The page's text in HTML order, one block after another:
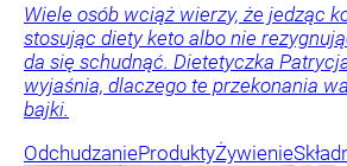
Wiele osób wciąż wierzy, że jedząc
stosując diety keto albo nie
da się schudnąć. Dietetyczka
wyjaśnia, dlaczego te przekonania
bajki.
OdchudzanieProduktyŻywienie